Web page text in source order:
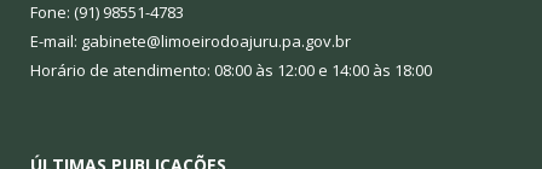
Fone: (91) 98551-4783
E-mail: gabinete@limoeirodoajuru.pa.gov.br
Horário de atendimento: 08:00 às 12:00 e 14:00 às 18:00